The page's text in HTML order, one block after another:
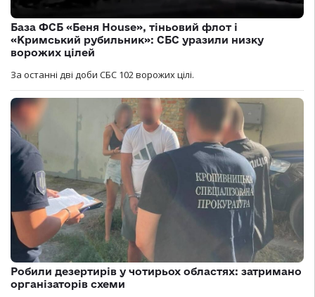
База ФСБ «Беня House», тіньовий флот і
«Кримський рубильник»: СБС уразили низку
ворожих цілей
За останні дві доби СБС 102 ворожих цілі.
Робили дезертирів у чотирьох областях: затримано
організаторів схеми